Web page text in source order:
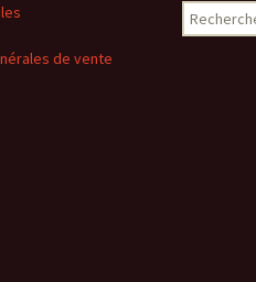
de vente
Rechercher :